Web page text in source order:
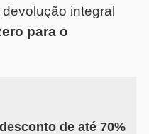
integral
para o
de até 70%